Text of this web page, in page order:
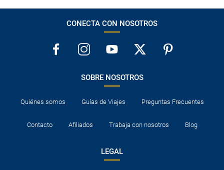
CONECTA CON NOSOTROS
SOBRE NOSOTROS
Quiénes somos Guías de Viajes Preguntas Frecuentes
Contacto Afiliados Trabaja con nosotros Blog
LEGAL